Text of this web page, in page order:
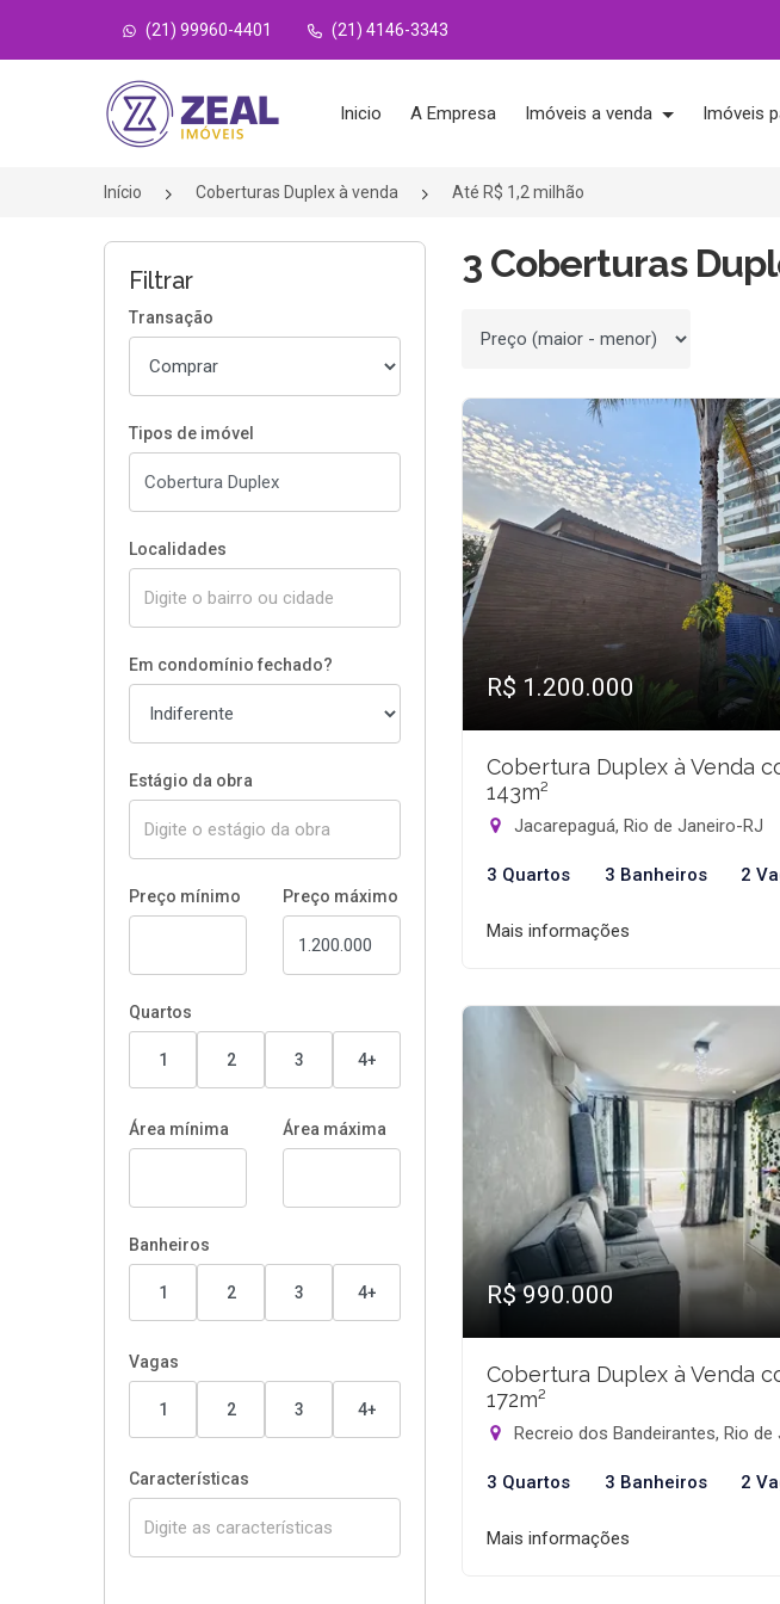
(21) 99960-4401 (21) 4146-3343
Página inicial
Inicio A Empresa Imóveis a venda Imóveis
Início Coberturas Duplex à venda Até R$ 1,2 milhão
Filtrar
Transação
Tipos de imóvel
Localidades
Em condomínio fechado?
Estágio da obra
Preço mínimo Preço máximo
Quartos
1 2 3 4+
Área mínima Área máxima
Banheiros
1 2 3 4+
Vagas
1 2 3 4+
Características
3 Coberturas
Ordenar por
R$ 1.200.000
Cobertura Duplex à Venda
143m²
Jacarepaguá, Rio de Janeiro-RJ
3 Quartos 3 Banheiros 2
Mais informações
R$ 990.000
Cobertura Duplex à Venda
172m²
Recreio dos Bandeirantes, Rio de
3 Quartos 3 Banheiros 2
Mais informações